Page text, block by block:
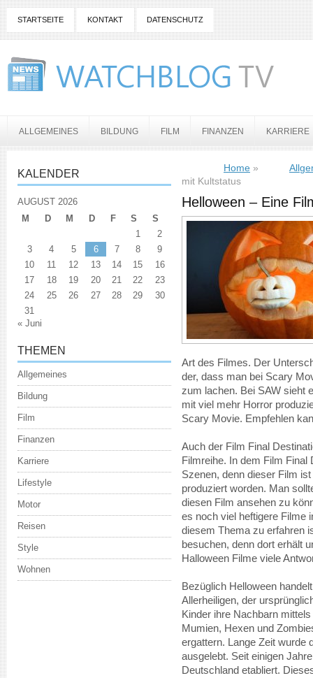
STARTSEITE KONTAKT DATENSCHUTZ
ALLGEMEINES BILDUNG FILM FINANZEN KARRIERE
Home »
mit Kultstatus
Helloween – Eine
Art des Filmes. Der
der, dass man bei Scary
zum lachen. Bei SAW sieht
mit viel mehr Horror
Scary Movie. Empfehlen
Auch der Film Final
Filmreihe. In dem Film Final
Szenen, denn dieser Film
produziert worden. Man
diesen Film ansehen zu
es noch viel heftigere Filme
diesem Thema zu erfahren
besuchen, denn dort erhält
Halloween Filme viele
Bezüglich Helloween
Allerheiligen, der
Kinder ihre Nachbarn
Mumien, Hexen und
ergattern. Lange Zeit wurde
ausgelebt. Seit einigen
Deutschland etabliert.
KALENDER
AUGUST 2026
M
D M D F S
S
1
2
3
4 5 6 7 8
9
10
11 12 13 14 15
16
17
18 19 20 21 22
23
24
25 26 27 28 29
30
31
« Juni
THEMEN
Allgemeines
Bildung
Film
Finanzen
Karriere
Lifestyle
Motor
Reisen
Style
Wohnen